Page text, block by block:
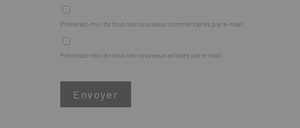
Prévenez-moi de tous les nouveaux commentaires par e-mail.
Prévenez-moi de tous les nouveaux articles par e-mail.